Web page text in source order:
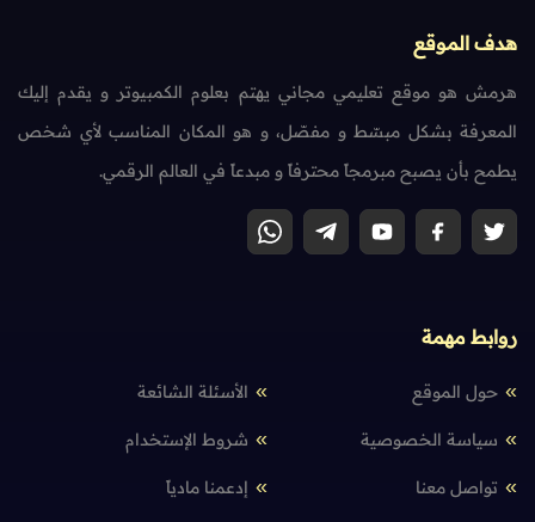
هدف الموقع
هرمش هو موقع تعليمي مجاني يهتم بعلوم الكمبيوتر و يقدم إليك
المعرفة بشكل مبسّط و مفصّل، و هو المكان المناسب لأي شخص
يطمح بأن يصبح مبرمجاً محترفاً و مبدعاً في العالم الرقمي.
روابط مهمة
حول الموقع الأسئلة الشائعة
سياسة الخصوصية شروط الإستخدام
تواصل معنا إدعمنا مادياً